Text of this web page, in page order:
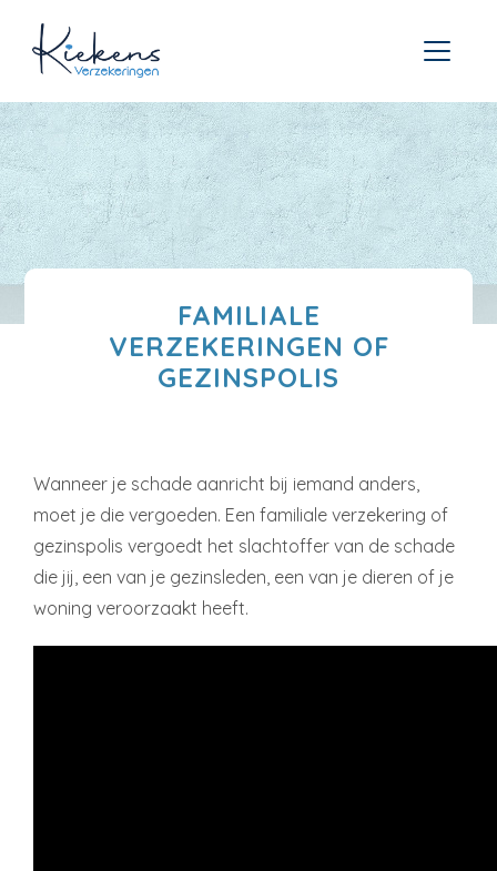
FAMILIALE
VERZEKERINGEN OF
GEZINSPOLIS
Wanneer je schade aanricht bij iemand anders,
moet je die vergoeden. Een familiale verzekering of
gezinspolis vergoedt het slachtoffer van de schade
die jij, een van je gezinsleden, een van je dieren of je
woning veroorzaakt heeft.